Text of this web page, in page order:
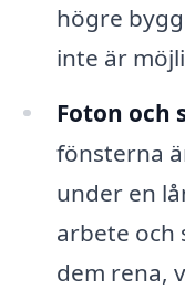
högre
inte är
Foton och
fönsterna
under en
arbete och
dem rena,